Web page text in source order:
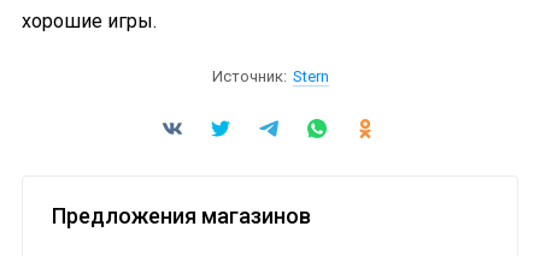
хорошие игры.
Источник: Stern
Предложения магазинов